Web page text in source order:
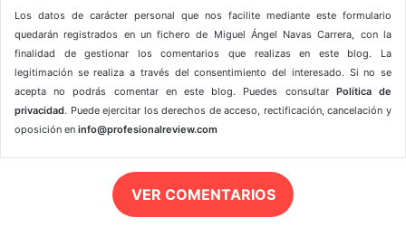
Los datos de carácter personal que nos facilite mediante este formulario
quedarán registrados en un fichero de Miguel Ángel Navas Carrera, con la
finalidad de gestionar los comentarios que realizas en este blog. La
legitimación se realiza a través del consentimiento del interesado. Si no se
acepta no podrás comentar en este blog. Puedes consultar Política de
privacidad. Puede ejercitar los derechos de acceso, rectificación, cancelación y
oposición en info@profesionalreview.com
VER COMENTARIOS